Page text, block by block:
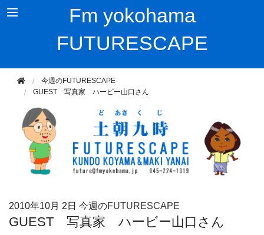
Fm yokohama
FUTURESCAPE
今週のFUTURESCAPE
GUEST 写真家 ハービー山口さん
2010年10月 2日 今週のFUTURESCAPE
GUEST 写真家 ハービー山口さん